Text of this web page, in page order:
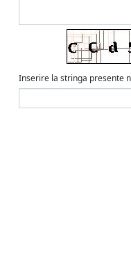
Inserire la stringa presente